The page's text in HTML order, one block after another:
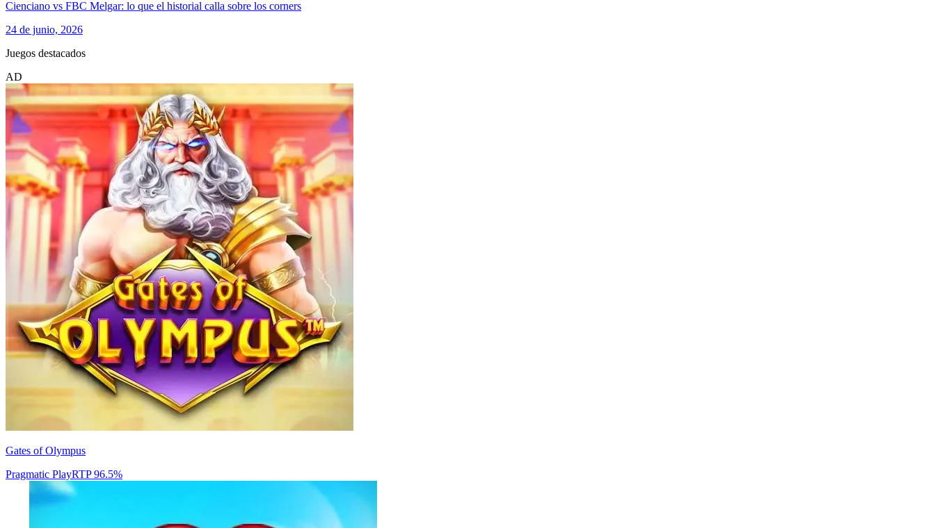
Cienciano vs FBC Melgar: lo que el historial calla sobre los corners
24 de junio, 2026
Juegos destacados
AD
Gates of Olympus
Pragmatic PlayRTP96.5%